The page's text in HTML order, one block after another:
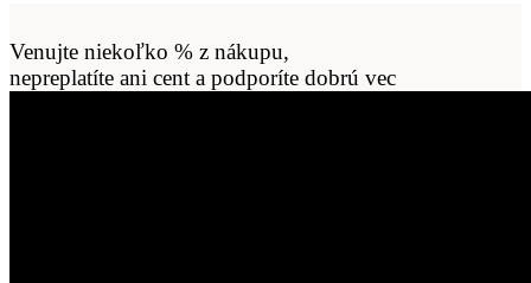
Venujte niekoľko % z nákupu,
nepreplatíte ani cent a podporíte dobrú vec